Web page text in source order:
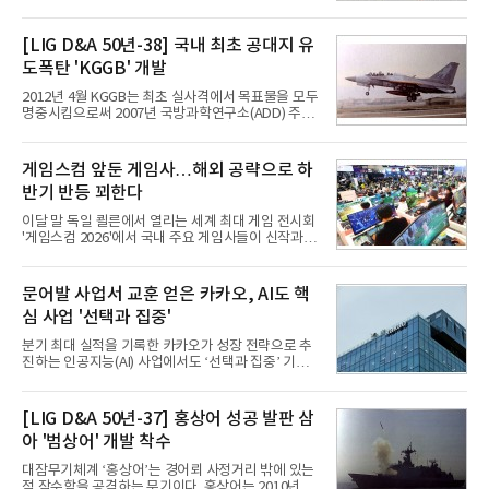
접어든 가운데 삼성전자는 AI 반도체를 중심으로 데
이터센터 생태계 공략을 강화하고 LG전자는 냉각솔
루션·전장·로봇 등 기업용 솔루션 사업 확대에 속도를
내고 있다.9일 업계에 따르면 LG전자는 2분기 생활가
전과 프리미엄 제품 경쟁력에 더해 B2B 사업 확대 효
과로 수익성을 방어한 반면 삼성전자는 디바이스경험
(DX) 부문의 TV·생활가전 수익성이 악화됐다. 대신 삼
사업 확대
[LIG D&A 50년-38] 국내 최초 공대지 유
도폭탄 'KGGB' 개발
2012년 4월 KGGB는 최초 실사격에서 목표물을 모두
명중시킴으로써 2007년 국방과학연구소(ADD) 주관
체로 참여했다. 체계개발에는 총 400여억 원의 개발
비와 62개월의 기간이 소요됐다. 한국형 GPS 유도폭
탄 KGGB(Korea GPS Guided Bomb)는 국내 최초
의 공대지 유도폭탄으로 2012년에 최종 전투용 적합
판정을 받았다.우리 공군이 운용하는 모든 전투기에
탑재할 수 있는 KGGB는 일반목적폭탄(General
Purpose Bomb)에 장착하여 운용토록 개발됐다.이
는 조종사가 휴대하는 명령통신장치(PDU, P
게임스컴 앞둔 게임사…해외 공략으로 하
반기 반등 꾀한다
이달 말 독일 쾰른에서 열리는 세계 최대 게임 전시회
'게임스컴 2026'에서 국내 주요 게임사들이 신작과 글
체별로 엇갈린 가운데 하반기 신작 흥행과 해외 시장
성과가 실적을 좌우할 핵심 변수로 떠오르고 있다.8일
업계에 따르면 올해 상반기 게임업계는 기업별 성적
표가 크게 갈렸다. 대표적으로 크래프톤은 'PUBG: 배
틀그라운드'의 안정적인 성장에 힘입어 상반기 연결
기준 매출 2조6616억원, 영업이익 9725억원으로 역
대 최대 실적을 기록했다. 엔씨도 올해 출시한 '아이온
동기 대
문어발 사업서 교훈 얻은 카카오, AI도 핵
심 사업 '선택과 집중'
분기 최대 실적을 기록한 카카오가 성장 전략으로 추
진하는 인공지능(AI) 사업에서도 ‘선택과 집중’ 기조
라 투자에 나서는 것과 달리, 카카오는 ‘카카오톡’이
라는 플랫폼 경쟁력을 활용한 AI 에이전트 서비스에
집중하는 전략이다. 과거 무리한 사업 확장 과정에서
겪었던 시행착오를 되풀이하지 않고 핵심 역량에 집
중하겠다는 취지로 풀이된다.7일 업계에 따르면 카카
오는 올해 2분기 연결 기준 매출 2조985억원, 영업이
[LIG D&A 50년-37] 홍상어 성공 발판 삼
아 '범상어' 개발 착수
대잠무기체계 ‘홍상어’는 경어뢰 사정거리 밖에 있는